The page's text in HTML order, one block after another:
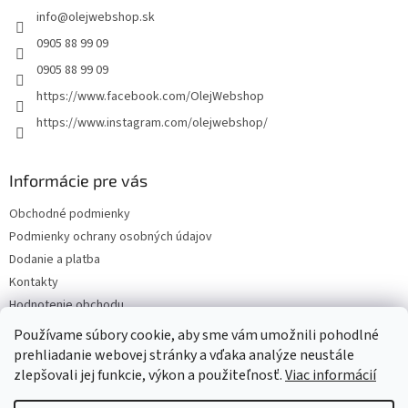
Používame súbory cookie, aby sme vám umožnili pohodlné
prehliadanie webovej stránky a vďaka analýze neustále
zlepšovali jej funkcie, výkon a použiteľnosť.Viac informácií
info@olejwebshop.sk
0905 88 99 09
0905 88 99 09
https://www.facebook.com/OlejWebshop
https://www.instagram.com/olejwebshop/
Informácie pre vás
Obchodné podmienky
Podmienky ochrany osobných údajov
Dodanie a platba
Kontakty
Hodnotenie obchodu
Blog